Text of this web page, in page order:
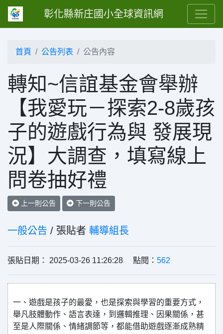
彰化縣新庄國小全球資訊網
首頁 公告列表 公告內容
轉知~信誼基金會舉辦
【我愛玩－探索2-8歲孩
子的遊戲行為與 發展現
況】大調查，填寫線上
問卷抽好禮
上一則公告 下一則公告
一般公告 / 張貼者 輔導組長
張貼日期： 2025-03-26 11:26:28 點閱： 562
一、遊戲是孩子的最愛，也是探索與學習的重要方式，
舉凡肢體動作、語言表達，到邏輯推理、因果關係，甚
至是人際關係、情緒調節等，都能借助遊戲逐漸成熟精